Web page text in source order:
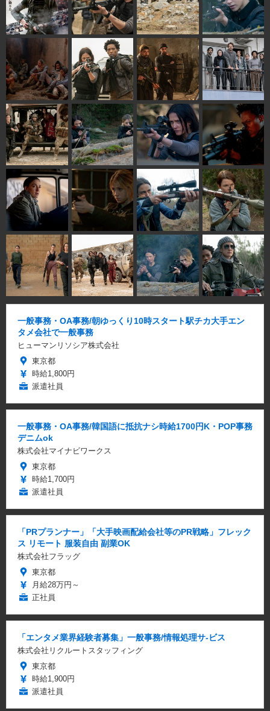
一般事務・OA事務/朝ゆっくり10時スタート駅チカ大手エン
タメ会社で一般事務
ヒューマンリソシア株式会社
東京都
時給1,800円
派遣社員
一般事務・OA事務/韓国語に抵抗ナシ時給1700円K・POP事務
デニムok
株式会社マイナビワークス
東京都
時給1,700円
派遣社員
「PRプランナー」「大手映画配給会社等のPR戦略」フレック
ス リモート 服装自由 副業OK
株式会社フラッグ
東京都
月給28万円～
正社員
「エンタメ業界経験者募集」一般事務/情報処理サ-ビス
株式会社リクルートスタッフィング
東京都
時給1,900円
派遣社員